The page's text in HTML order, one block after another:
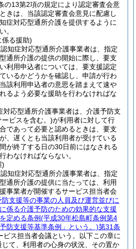
の13第2項の規定により認定審査会意
きは、当該認定審査会意見に配慮し
症対応型通所介護を提供するように
。
る援助)
知症対応型通所介護事業者は、指定
通所介護の提供の開始に際し、要支
利用申込者については、要支援認定
いるかどうかを確認し、申請が行わ
該利用申込者の意思を踏まえて速や
るよう必要な援助を行わなければな
対応型通所介護事業者は、介護予防支
ビスを含む。)が利用者に対して行
であって必要と認めるときは、要支
、遅くとも当該利用者が受けている
が終了する日の30日前にはなされる
わなければならない。
)
知症対応型通所介護事業者は、指定
通所介護の提供に当たっては、利用
事業者が開催するサービス担当者会
支援等の事業の人員及び運営並びに
係る介護予防のための効果的な支援
定める条例(平成30年松島町条例第4
防支援等基準条例」という。)第31条
ビス担当者会議という。以下この章に
じて、利用者の心身の状況、その置か